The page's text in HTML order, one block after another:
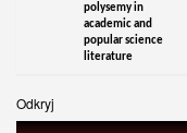
polysemy in
academic and
popular science
literature
Odkryj